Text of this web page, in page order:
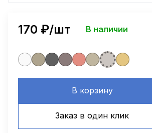
170 ₽/шт В наличии
В корзину
Заказ в один клик